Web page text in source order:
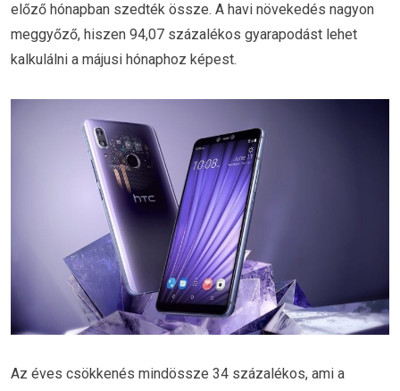
előző hónapban szedték össze. A havi növekedés nagyon
meggyőző, hiszen 94,07 százalékos gyarapodást lehet
kalkulálni a májusi hónaphoz képest.
Az éves csökkenés mindössze 34 százalékos, ami a